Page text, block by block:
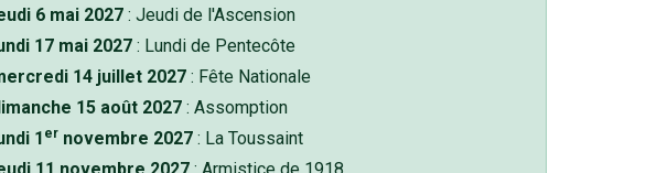
6 mai 2027: Jeudi de l'Ascension
17 mai 2027: Lundi de Pentecôte
14 juillet 2027: Fête Nationale
15 août 2027: Assomption
1 ernovembre 2027: La Toussaint
11 novembre 2027: Armistice de 1918